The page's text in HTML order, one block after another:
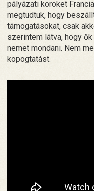
pályázati köröket
megtudtuk, hogy
támogatásokat, csak
szerintem látva, hogy
nemet mondani. Nem
kopogtatást.